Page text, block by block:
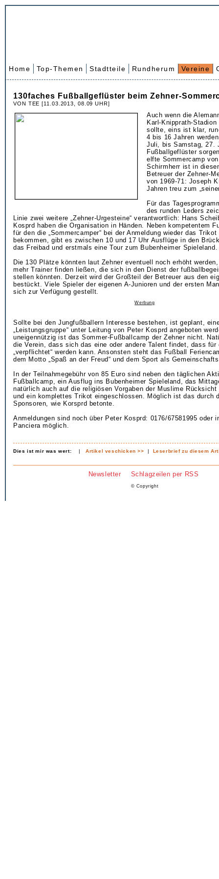
Home Top-Themen Stadtteile Rundherum Vereine
130faches Fußballgeflüster beim Zehner-
VON TEE [11.03.2013, 08.09 UHR]
Auch wenn die
Karl-Knipprath-
sollte, eins ist klar,
4 bis 16 Jahren
Juli, bis Samstag, 27.
Fußballgeflüster
elfte Sommercamp
Schirmherr ist in
Betreuer der Zehner-
von 1969-71: Joseph
Jahren treu zum
Für das
des runden Leders
Linie zwei weitere „Zehner-Urgesteine“ verantwortlich: Hans
Kosprd haben die Organisation in Händen. Neben kompetentem
für den die „Sommercamper“ bei der Anmeldung wieder das
bekommen, gibt es zwischen 10 und 17 Uhr Ausflüge in den
das Freibad und erstmals eine Tour zum Bubenheimer Spieleland.
Die 130 Plätze könnten laut Zehner eventuell noch erhöht
mehr Trainer finden ließen, die sich in den Dienst der
stellen könnten. Derzeit wird der Großteil der Betreuer aus den
bestückt. Viele Spieler der eigenen A-Junioren und der ersten
sich zur Verfügung gestellt.
Werbung
Sollte bei den Jungfußballern Interesse bestehen, ist geplant,
„Leistungsgruppe“ unter Leitung von Peter Kosprd angeboten
uneigennützig ist das Sommer-Fußballcamp der Zehner nicht.
die Verein, dass sich das eine oder andere Talent findet, dass für
„verpflichtet“ werden kann. Ansonsten steht das Fußball
dem Motto „Spaß an der Freud“ und dem Sport als
In der Teilnahmegebühr von 85 Euro sind neben den täglichen
Fußballcamp, ein Ausflug ins Bubenheimer Spieleland, das
natürlich auch auf die religiösen Vorgaben der Muslime Rücksicht
und ein komplettes Trikot eingeschlossen. Möglich ist das durch
Sponsoren, wie Korsprd betonte.
Anmeldungen sind noch über Peter Kosprd: 0176/67581995 oder
Panciera möglich.
Dies ist mir was wert: |Artikel veschicken >> | Leserbrief zu diesem
Newsletter Schlagzeilen per RSS
© Copyright